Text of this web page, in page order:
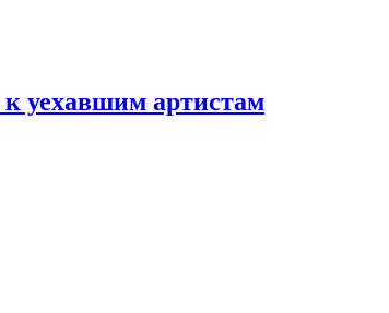
уехавшим артистам